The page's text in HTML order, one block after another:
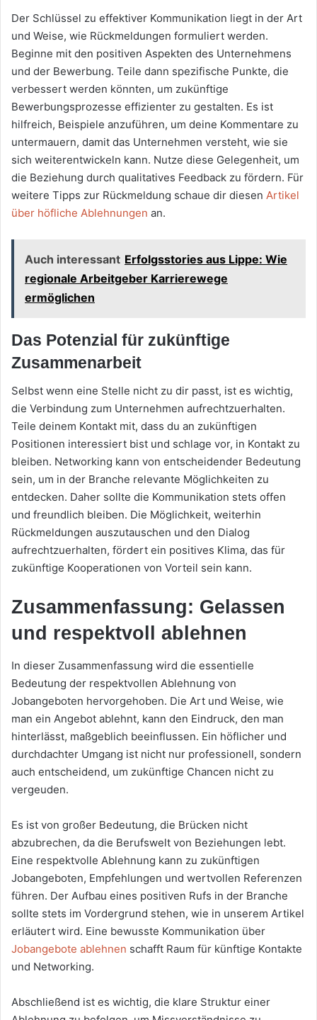
Der Schlüssel zu effektiver Kommunikation liegt in der Art
und Weise, wie Rückmeldungen formuliert werden.
Beginne mit den positiven Aspekten des Unternehmens
und der Bewerbung. Teile dann spezifische Punkte, die
verbessert werden könnten, um zukünftige
Bewerbungsprozesse effizienter zu gestalten. Es ist
hilfreich, Beispiele anzuführen, um deine Kommentare zu
untermauern, damit das Unternehmen versteht, wie sie
sich weiterentwickeln kann. Nutze diese Gelegenheit, um
die Beziehung durch qualitatives Feedback zu fördern. Für
weitere Tipps zur Rückmeldung schaue dir diesen Artikel
über höfliche Ablehnungen an.
Auch interessant Erfolgsstories aus Lippe: Wie
regionale Arbeitgeber Karrierewege
ermöglichen
Das Potenzial für zukünftige
Zusammenarbeit
Selbst wenn eine Stelle nicht zu dir passt, ist es wichtig,
die Verbindung zum Unternehmen aufrechtzuerhalten.
Teile deinem Kontakt mit, dass du an zukünftigen
Positionen interessiert bist und schlage vor, in Kontakt zu
bleiben. Networking kann von entscheidender Bedeutung
sein, um in der Branche relevante Möglichkeiten zu
entdecken. Daher sollte die Kommunikation stets offen
und freundlich bleiben. Die Möglichkeit, weiterhin
Rückmeldungen auszutauschen und den Dialog
aufrechtzuerhalten, fördert ein positives Klima, das für
zukünftige Kooperationen von Vorteil sein kann.
Zusammenfassung: Gelassen
und respektvoll ablehnen
In dieser Zusammenfassung wird die essentielle
Bedeutung der respektvollen Ablehnung von
Jobangeboten hervorgehoben. Die Art und Weise, wie
man ein Angebot ablehnt, kann den Eindruck, den man
hinterlässt, maßgeblich beeinflussen. Ein höflicher und
durchdachter Umgang ist nicht nur professionell, sondern
auch entscheidend, um zukünftige Chancen nicht zu
vergeuden.
Es ist von großer Bedeutung, die Brücken nicht
abzubrechen, da die Berufswelt von Beziehungen lebt.
Eine respektvolle Ablehnung kann zu zukünftigen
Jobangeboten, Empfehlungen und wertvollen Referenzen
führen. Der Aufbau eines positiven Rufs in der Branche
sollte stets im Vordergrund stehen, wie in unserem Artikel
erläutert wird. Eine bewusste Kommunikation über
Jobangebote ablehnen schafft Raum für künftige Kontakte
und Networking.
Abschließend ist es wichtig, die klare Struktur einer